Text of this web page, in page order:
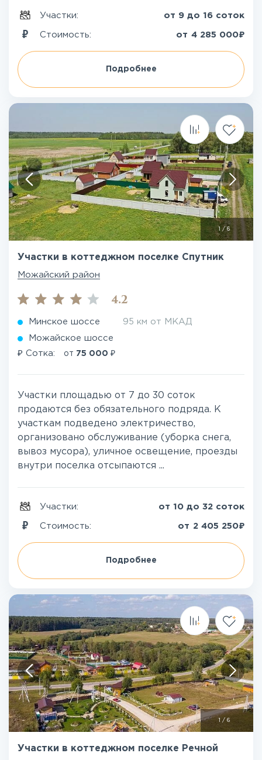
Участки: от 9 до 16 соток
Стоимость: от 4 285 000₽
Подробнее
/6
Участки в коттеджном поселке Спутник
Можайский район
4.2
Минское шоссе 95 км от МКАД
Можайское шоссе
₽ Сотка: от 75 000 ₽
Участки площадью от 7 до 30 соток
продаются без обязательного подряда. К
участкам подведено электричество,
организовано обслуживание (уборка снега,
вывоз мусора), уличное освещение, проезды
внутри поселка отсыпаются ...
Участки: от 10 до 32 соток
Стоимость: от 2 405 250₽
Подробнее
1 / 6
Участки в коттеджном поселке Речной